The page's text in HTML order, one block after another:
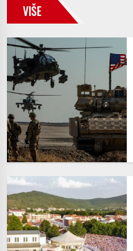
VIŠE